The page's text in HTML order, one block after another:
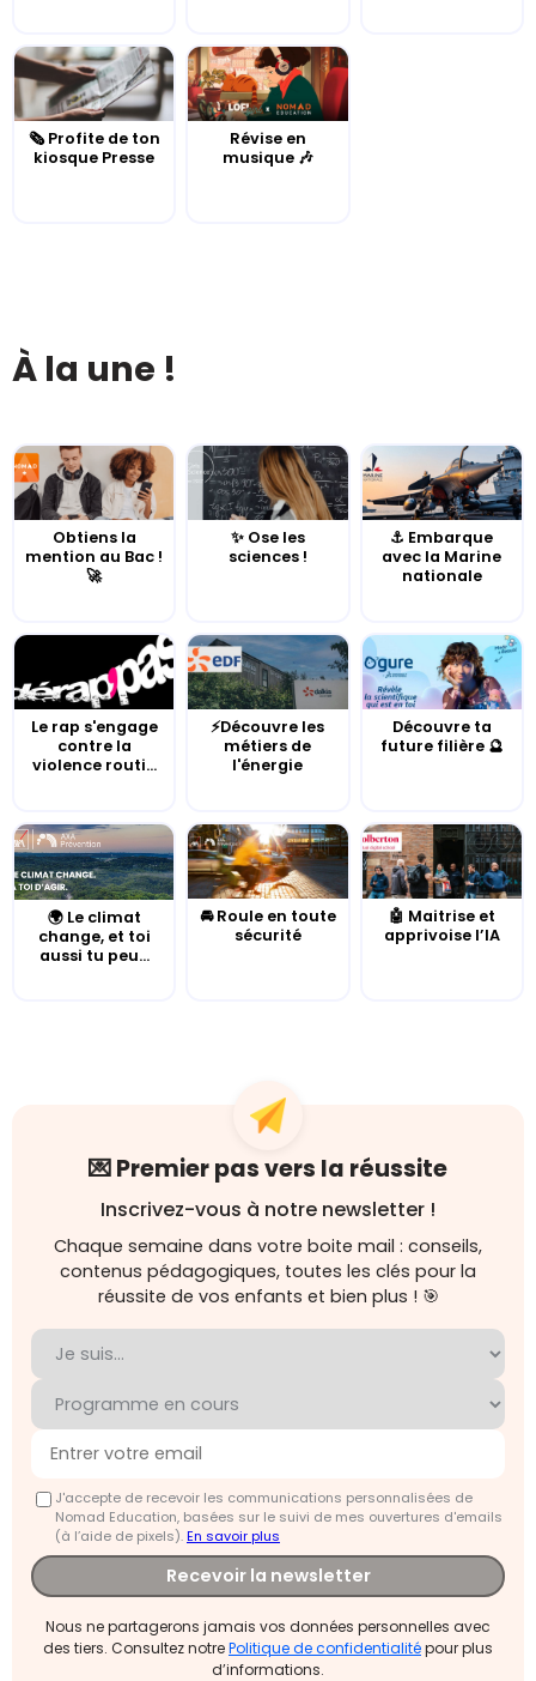
🗞️ Profite de ton
kiosque Presse
Révise en
musique 🎶
À la une !
Obtiens la
mention au Bac !
🚀
✨ Ose les
sciences !
⚓️ Embarque
avec la Marine
nationale
Le rap s'engage
contre la
violence routi...
⚡Découvre les
métiers de
l'énergie
Découvre ta
future filière 🔮
🌍 Le climat
change, et toi
aussi tu peu...
🚘 Roule en toute
sécurité
🤖 Maitrise et
apprivoise l’IA
💌 Premier pas vers la réussite
Inscrivez-vous à notre newsletter !
Chaque semaine dans votre boite mail : conseils,
contenus pédagogiques, toutes les clés pour la
réussite de vos enfants et bien plus ! 🎯
J'accepte de recevoir les communications personnalisées de
Nomad Education, basées sur le suivi de mes ouvertures d'emails
(à l’aide de pixels).En savoir plus
Recevoir la newsletter
Nous ne partagerons jamais vos données personnelles avec
des tiers. Consultez notrePolitique de confidentialitépour plus
d’informations.